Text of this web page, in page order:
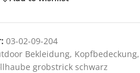
03-02-09-204
Bekleidung, Kopfbedeckung,
grobstrick schwarz